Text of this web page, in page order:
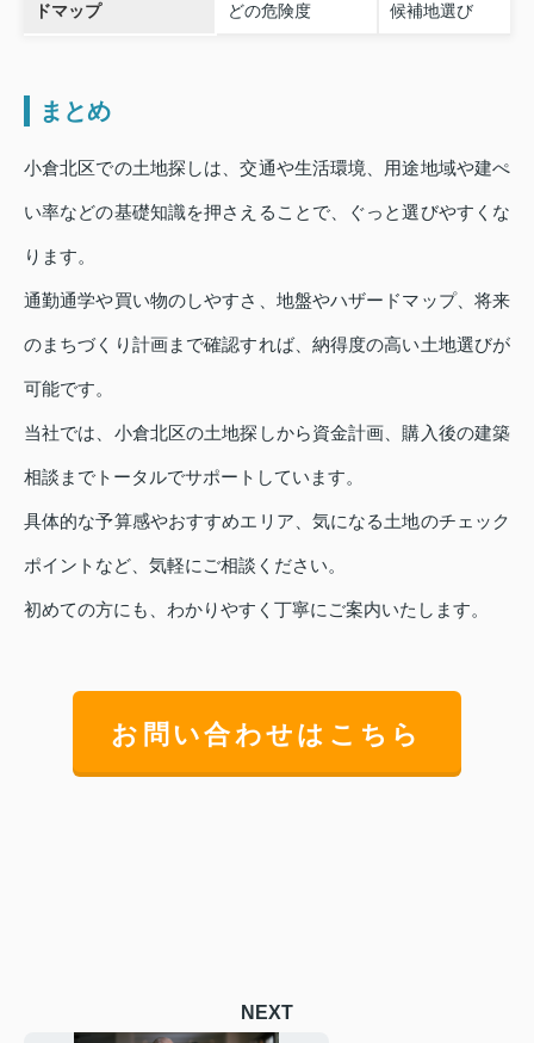
ドマップ
どの危険度
候補地選び
まとめ
小倉北区での土地探しは、交通や生活環境、用途地域や建ぺ
い率などの基礎知識を押さえることで、ぐっと選びやすくな
ります。
通勤通学や買い物のしやすさ、地盤やハザードマップ、将来
のまちづくり計画まで確認すれば、納得度の高い土地選びが
可能です。
当社では、小倉北区の土地探しから資金計画、購入後の建築
相談までトータルでサポートしています。
具体的な予算感やおすすめエリア、気になる土地のチェック
ポイントなど、気軽にご相談ください。
初めての方にも、わかりやすく丁寧にご案内いたします。
お問い合わせはこちら
NEXT